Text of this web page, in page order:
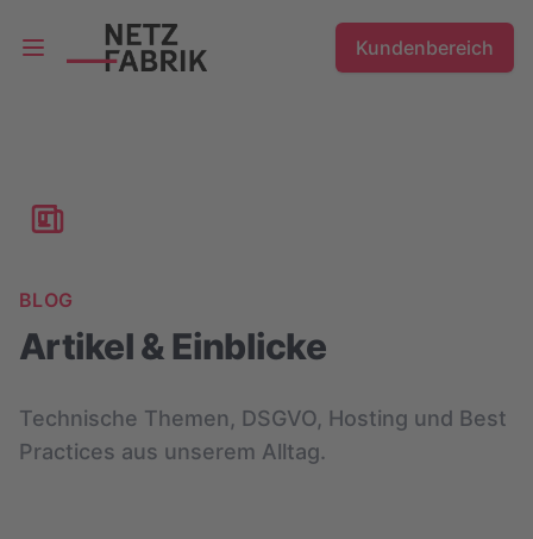
Open main menu
Kundenbereich
BLOG
Artikel & Einblicke
Technische Themen, DSGVO, Hosting und Best
Practices aus unserem Alltag.